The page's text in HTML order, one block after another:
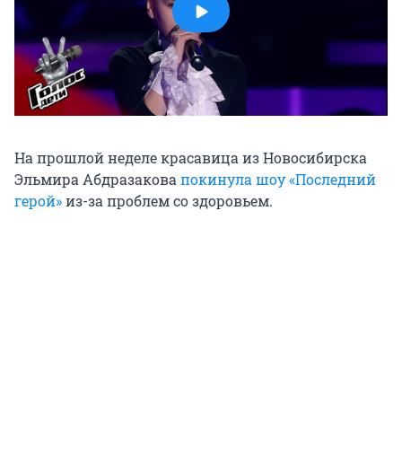
На прошлой неделе красавица из Новосибирска
Эльмира Абдразаковапокинула шоу «Последний
герой»из-за проблем со здоровьем.